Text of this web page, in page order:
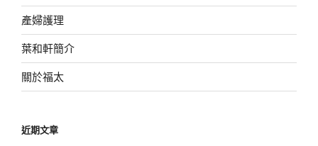
產婦護理
葉和軒簡介
關於福太
近期文章